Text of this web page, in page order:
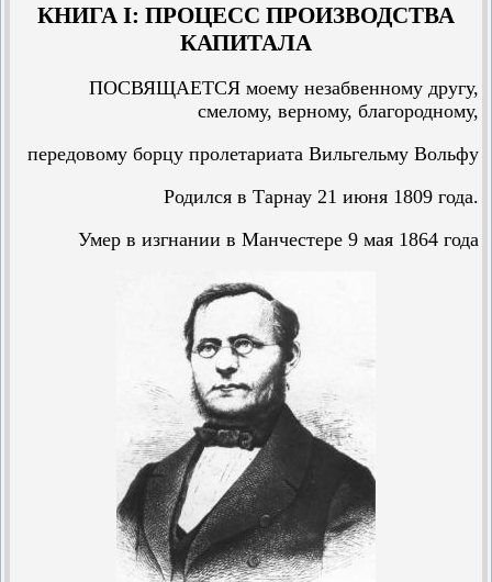
КНИГА I: ПРОЦЕСС ПРОИЗВОДСТВА
КАПИТАЛА
ПОСВЯЩАЕТСЯ моему незабвенному другу,
смелому, верному, благородному,
передовому борцу пролетариата Вильгельму Вольфу
Родился в Тарнау 21 июня 1809 года.
Умер в изгнании в Манчестере 9 мая 1864 года